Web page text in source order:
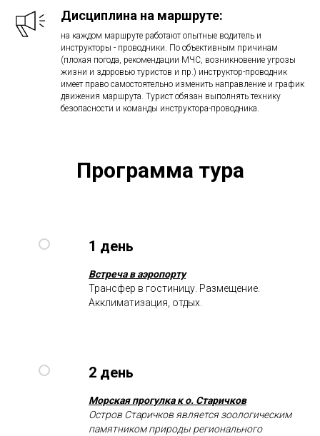
Дисциплина на маршруте:
на каждом маршруте работают опытные водитель и
инструкторы - проводники. По объективным причинам
(плохая погода, рекомендации МЧС, возникновение угрозы
жизни и здоровью туристов и пр.) инструктор-проводник
имеет право самостоятельно изменить направление и график
движения маршрута. Турист обязан выполнять технику
безопасности и команды инструктора-проводника.
Программа тура
1 день
Встреча в аэропорту
Трансфер в гостиницу. Размещение.
Акклиматизация, отдых.
2 день
Морская прогулка к о. Старичков
Остров Старичков является зоологическим
памятником природы регионального